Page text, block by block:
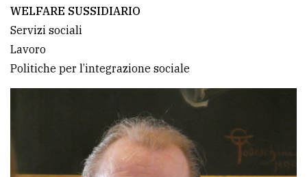
WELFARE SUSSIDIARIO
Servizi sociali
Lavoro
Politiche per l’integrazione sociale